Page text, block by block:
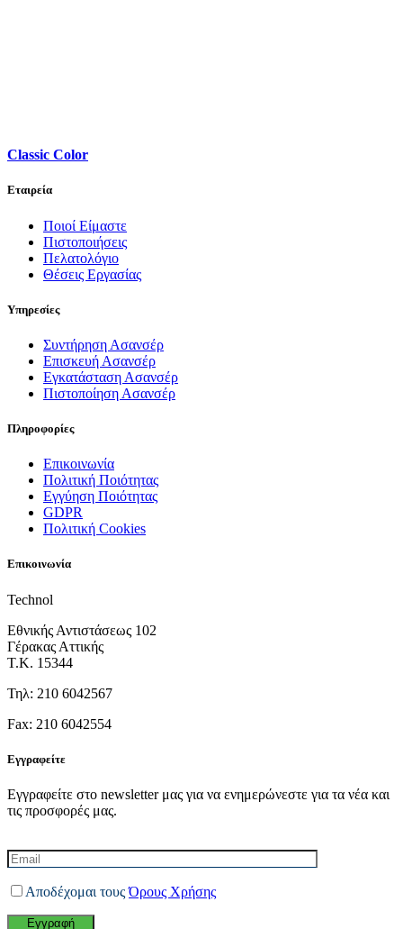
Classic Color
Εταιρεία
Ποιοί Είμαστε
Πιστοποιήσεις
Πελατολόγιο
Θέσεις Εργασίας
Υπηρεσίες
Συντήρηση Ασανσέρ
Επισκευή Ασανσέρ
Εγκατάσταση Ασανσέρ
Πιστοποίηση Ασανσέρ
Πληροφορίες
Επικοινωνία
Πολιτική Ποιότητας
Εγγύηση Ποιότητας
GDPR
Πολιτική Cookies
Επικοινωνία
Technol
Εθνικής Αντιστάσεως 102
Γέρακας Αττικής
Τ.Κ. 15344
Τηλ: 210 6042567
Fax: 210 6042554
Εγγραφείτε
Εγγραφείτε στο newsletter μας για να ενημερώνεστε για τα νέα και
τις προσφορές μας.
Αποδέχομαι τουςΌρους Χρήσης